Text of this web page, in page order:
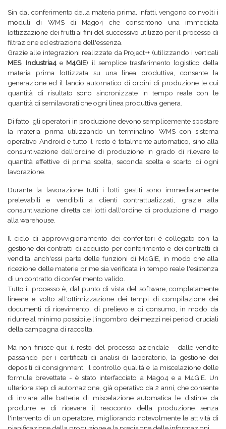
Sin dal conferimento della materia prima, infatti, vengono coinvolti i
moduli di WMS di Mago4 che consentono una immediata
lottizzazione dei frutti ai fini del successivo utilizzo per il processo di
filtrazione ed estrazione dell'essenza.
Grazie alle integrazioni realizzate da Project++ (utilizzando i verticali
MES, Industria4 e M4GIE) il semplice trasferimento logistico della
materia prima lottizzata su una linea produttiva, consente la
generazione ed il lancio automatico di ordini di produzione le cui
quantità di risultato sono sincronizzate in tempo reale con le
quantità di semilavorati che ogni linea produttiva genera.
Di fatto, gli operatori in produzione devono semplicemente spostare
la materia prima utilizzando un terminalino WMS con sistema
operativo Android e tutto il resto è totalmente automatico, sino alla
consuntivazione dell'ordine di produzione in grado di rilevare le
quantità effettive di prima scelta, seconda scelta e scarto di ogni
lavorazione.
Durante la lavorazione tutti i lotti gestiti sono immediatamente
prelevabili e vendibili a clienti contrattualizzati, grazie alla
consuntivazione diretta dei lotti dall'ordine di produzione di mago
alla warehouse.
Il ciclo di approvvigionamento dei conferitori è collegato con la
gestione dei contratti di acquisto per conferimento e dei contratti di
vendita, anch'essi parte delle funzioni di M4GIE, in modo che alla
ricezione delle materie prime sia verificata in tempo reale l'esistenza
di un contratto di conferimento valido.
Tutto il processo è, dal punto di vista del software, completamente
lineare e volto all'ottimizzazione dei tempi di compilazione dei
documenti di ricevimento, di prelievo e di consumo, in modo da
ridurre al minimo possibile l'ingombro dei mezzi nei periodi cruciali
della campagna di raccolta.
Ma non finisce qui: il resto del processo aziendale - dalle vendite
passando per i certificati di analisi di laboratorio, la gestione dei
depositi di consignment, il controllo qualità e la miscelazione delle
formule brevettate - è stato interfacciato a Mago4 e a M4GIE. Un
ulteriore step di automazione, già operativo da 2 anni, che consente
di inviare alle batterie di miscelazione automatica le distinte da
produrre e di ricevere il resoconto della produzione senza
l'intervento di un operatore, migliorando notevolmente le attività di